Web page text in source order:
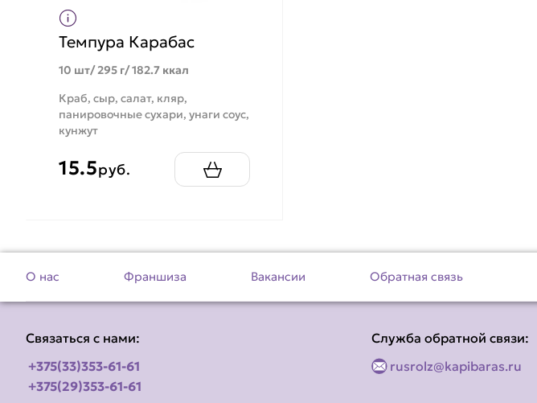
Темпура Карабас
10 шт/ 295 г/ 182.7 ккал
Краб, сыр, салат, кляр,
панировочные сухари, унаги соус,
кунжут
15.5руб.
О нас Франшиза Вакансии Обратная связь
Связаться с нами:
+375(33)353-61-61
+375(29)353-61-61
Служба обратной связи:
rusrolz@kapibaras.ru